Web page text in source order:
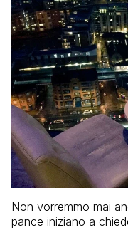
Non vorremmo mai
pance iniziano a